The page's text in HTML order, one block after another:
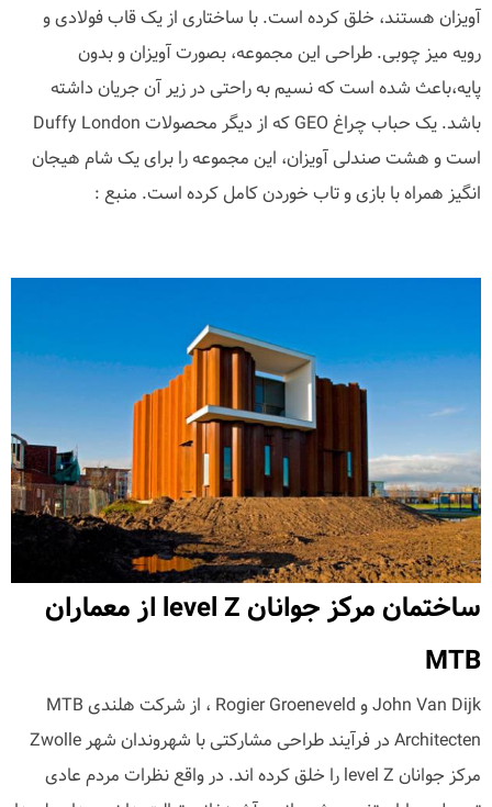
آویزان هستند، خلق کرده است. با ساختاری از یک قاب فولادی و
رویه میز چوبی. طراحی این مجموعه، بصورت آویزان و بدون
پایه،باعث شده است که نسیم به راحتی در زیر آن جریان داشته
باشد. یک حباب چراغ GEO که از دیگر محصولات Duffy London
است و هشت صندلی آویزان، این مجموعه را برای یک شام هیجان
انگیز همراه با بازی و تاب خوردن کامل کرده است. منبع :
ساختمان مرکز جوانان level Z از معماران
MTB
John Van Dijk و Rogier Groeneveld ، از شرکت هلندی MTB
Architecten در فرآیند طراحی مشارکتی با شهروندان شهر Zwolle
مرکز جوانان level Z را خلق کرده اند. در واقع نظرات مردم عادی